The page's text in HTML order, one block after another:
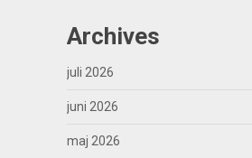
Archives
juli 2026
juni 2026
maj 2026